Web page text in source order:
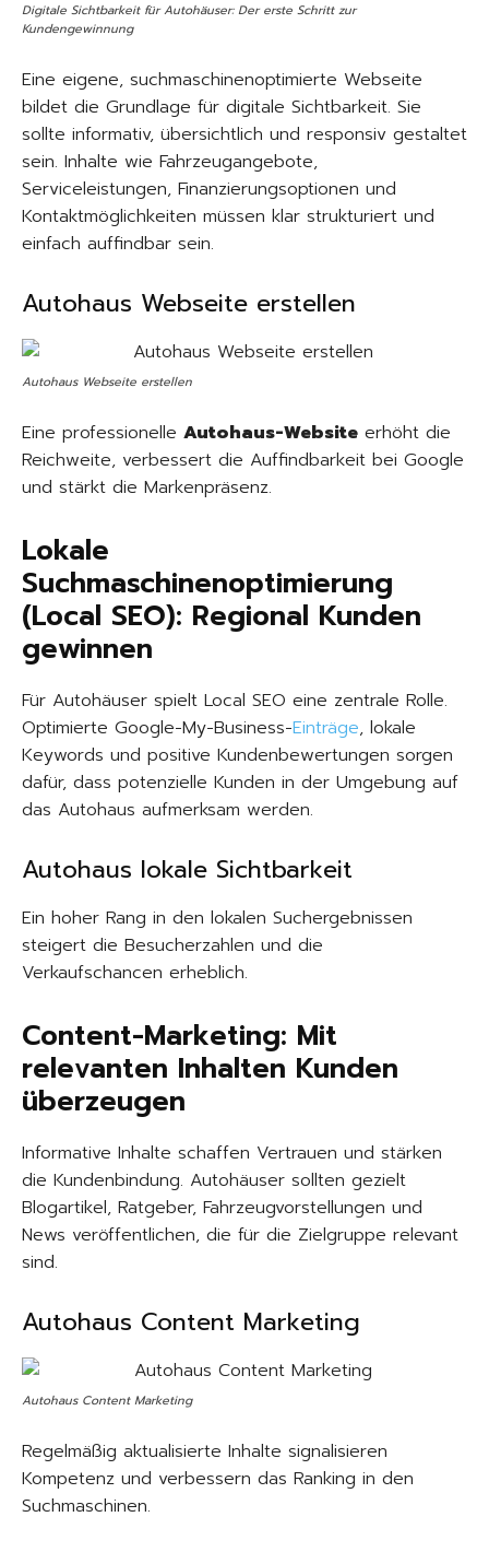
Digitale Sichtbarkeit für Autohäuser: Der erste Schritt zur
Kundengewinnung
Eine eigene, suchmaschinenoptimierte Webseite
bildet die Grundlage für digitale Sichtbarkeit. Sie
sollte informativ, übersichtlich und responsiv gestaltet
sein. Inhalte wie Fahrzeugangebote,
Serviceleistungen, Finanzierungsoptionen und
Kontaktmöglichkeiten müssen klar strukturiert und
einfach auffindbar sein.
Autohaus Webseite erstellen
Autohaus Webseite erstellen
Eine professionelle Autohaus-Website erhöht die
Reichweite, verbessert die Auffindbarkeit bei Google
und stärkt die Markenpräsenz.
Lokale
Suchmaschinenoptimierung
(Local SEO): Regional Kunden
gewinnen
Für Autohäuser spielt Local SEO eine zentrale Rolle.
Optimierte Google-My-Business-Einträge, lokale
Keywords und positive Kundenbewertungen sorgen
dafür, dass potenzielle Kunden in der Umgebung auf
das Autohaus aufmerksam werden.
Autohaus lokale Sichtbarkeit
Ein hoher Rang in den lokalen Suchergebnissen
steigert die Besucherzahlen und die
Verkaufschancen erheblich.
Content-Marketing: Mit
relevanten Inhalten Kunden
überzeugen
Informative Inhalte schaffen Vertrauen und stärken
die Kundenbindung. Autohäuser sollten gezielt
Blogartikel, Ratgeber, Fahrzeugvorstellungen und
News veröffentlichen, die für die Zielgruppe relevant
sind.
Autohaus Content Marketing
Autohaus Content Marketing
Regelmäßig aktualisierte Inhalte signalisieren
Kompetenz und verbessern das Ranking in den
Suchmaschinen.